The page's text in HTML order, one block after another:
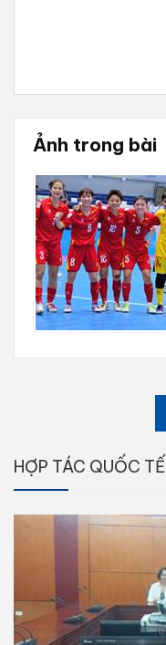
Ảnh trong bài
HỢP TÁC QUỐC TẾ